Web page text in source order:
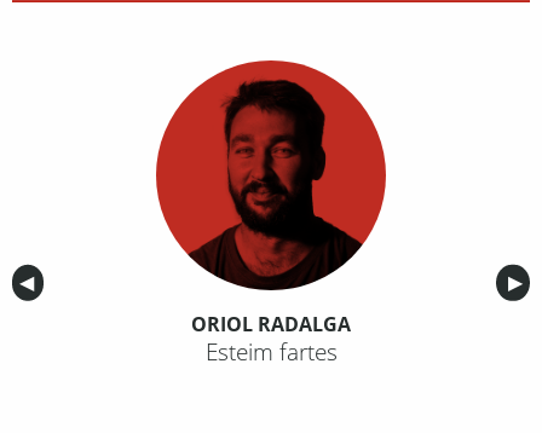
Anterior
◀︎ ▶︎
ORIOL RADALGA
Esteim fartes